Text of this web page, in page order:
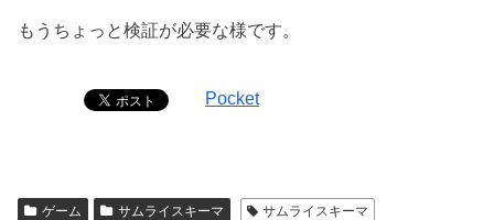
もうちょっと検証が必要な様です。
Pocket
ゲーム サムライスキーマ サムライスキーマ